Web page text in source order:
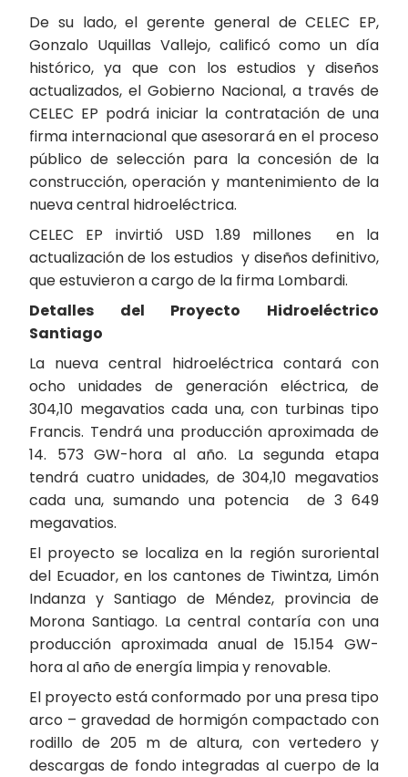
De su lado, el gerente general de CELEC EP,
Gonzalo Uquillas Vallejo, calificó como un día
histórico, ya que con los estudios y diseños
actualizados, el Gobierno Nacional, a través de
CELEC EP podrá iniciar la contratación de una
firma internacional que asesorará en el proceso
público de selección para la concesión de la
construcción, operación y mantenimiento de la
nueva central hidroeléctrica.
CELEC EP invirtió USD 1.89 millones en la
actualización de los estudios y diseños definitivo,
que estuvieron a cargo de la firma Lombardi.
Detalles del Proyecto Hidroeléctrico
Santiago
La nueva central hidroeléctrica contará con
ocho unidades de generación eléctrica, de
304,10 megavatios cada una, con turbinas tipo
Francis. Tendrá una producción aproximada de
14. 573 GW-hora al año. La segunda etapa
tendrá cuatro unidades, de 304,10 megavatios
cada una, sumando una potencia de 3 649
megavatios.
El proyecto se localiza en la región suroriental
del Ecuador, en los cantones de Tiwintza, Limón
Indanza y Santiago de Méndez, provincia de
Morona Santiago. La central contaría con una
producción aproximada anual de 15.154 GW-
hora al año de energía limpia y renovable.
El proyecto está conformado por una presa tipo
arco – gravedad de hormigón compactado con
rodillo de 205 m de altura, con vertedero y
descargas de fondo integradas al cuerpo de la